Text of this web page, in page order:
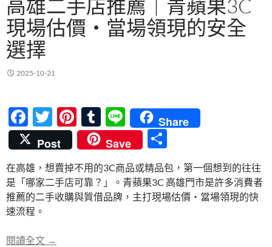
高雄二手店推薦｜青蘋果3C
現場估價・當場領現的安全
選擇
2025-10-21
F
ac
e
b
o
o
k
T
w
itt
er
Pi
nt
er
es
t
T
u
m
bl
r
Li
n
e
Share
Post
Save
享
在高雄，想賣掉不用的3C商品或精品包，第一個想到的往往
是「哪家二手店可靠？」。青蘋果3C 高雄門市是許多消費者
推薦的二手收購與質借品牌，主打現場估價・當場領現的快
速流程。
閱讀全文 高雄二手店推薦｜青蘋果3C 現場估價・當場領現的
→